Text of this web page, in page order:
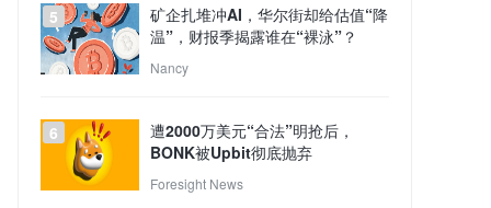
5
矿企扎堆冲AI，华尔街却给估值“降
温”，财报季揭露谁在“裸泳”？
Nancy
6
遭2000万美元“合法”明抢后，
BONK被Upbit彻底抛弃
Foresight News